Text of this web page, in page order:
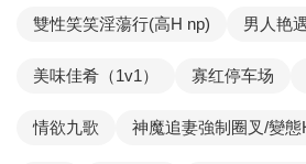
雙性笑笑淫蕩行(高H np) 男人艳
美味佳肴（1v1） 寡红停车场
情欲九歌 神魔追妻強制圈叉/變態